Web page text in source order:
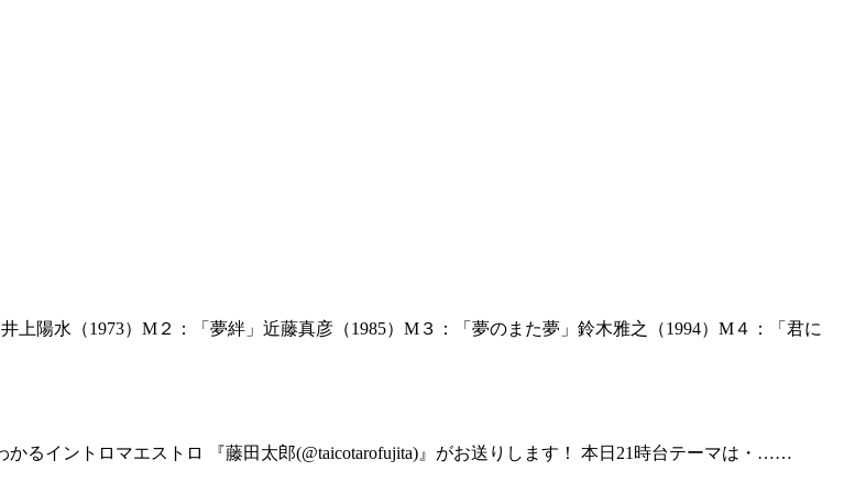
陽水（1973）M２：「夢絆」近藤真彦（1985）M３：「夢のまた夢」鈴木雅之（1994）M４：「君に
るイントロマエストロ 『藤田太郎(@taicotarofujita)』がお送りします！ 本日21時台テーマは・……